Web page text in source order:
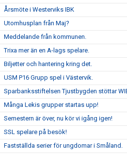
Årsmöte i Westerviks IBK
Utomhusplan från Maj?
Meddelande från kommunen.
Trixa mer än en A-lags spelare.
Biljetter och hantering kring det.
USM P16 Grupp spel i Västervik.
Sparbanksstiftelsen Tjustbygden stöttar
Många Lekis grupper startas upp!
Semestern är över, nu kör vi igång igen!
SSL spelare på besök!
Fastställda serier för ungdomar i Småland.